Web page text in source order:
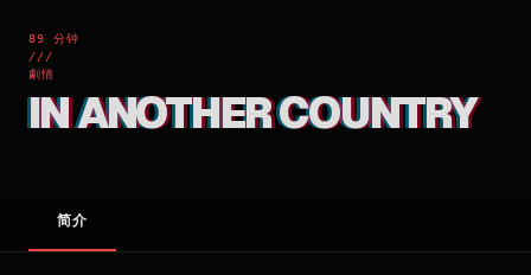
89 分钟
///
劇情
IN ANOTHER COUNTRY
简介